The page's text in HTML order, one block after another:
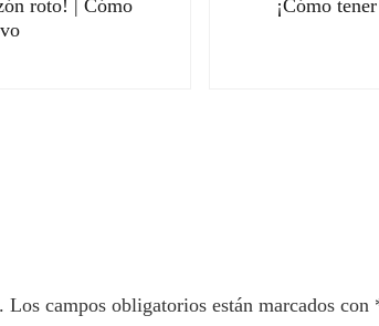
roto! | Cómo
¡Cómo
Los campos obligatorios están marcados con